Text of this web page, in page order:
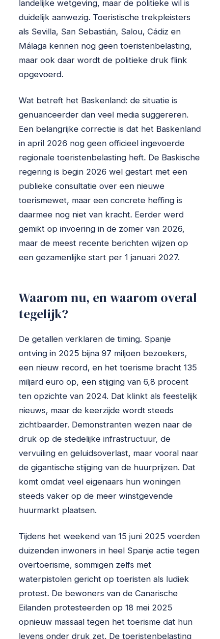
landelijke wetgeving, maar de politieke wil is
duidelijk aanwezig. Toeristische trekpleisters
als Sevilla, San Sebastián, Salou, Cádiz en
Málaga kennen nog geen toeristenbelasting,
maar ook daar wordt de politieke druk flink
opgevoerd.
Wat betreft het Baskenland: de situatie is
genuanceerder dan veel media suggereren.
Een belangrijke correctie is dat het Baskenland
in april 2026 nog geen officieel ingevoerde
regionale toeristenbelasting heft. De Baskische
regering is begin 2026 wel gestart met een
publieke consultatie over een nieuwe
toerismewet, maar een concrete heffing is
daarmee nog niet van kracht. Eerder werd
gemikt op invoering in de zomer van 2026,
maar de meest recente berichten wijzen op
een gezamenlijke start per 1 januari 2027.
Waarom nu, en waarom overal
tegelijk?
De getallen verklaren de timing. Spanje
ontving in 2025 bijna 97 miljoen bezoekers,
een nieuw record, en het toerisme bracht 135
miljard euro op, een stijging van 6,8 procent
ten opzichte van 2024. Dat klinkt als feestelijk
nieuws, maar de keerzijde wordt steeds
zichtbaarder. Demonstranten wezen naar de
druk op de stedelijke infrastructuur, de
vervuiling en geluidsoverlast, maar vooral naar
de gigantische stijging van de huurprijzen. Dat
komt omdat veel eigenaars hun woningen
steeds vaker op de meer winstgevende
huurmarkt plaatsen.
Tijdens het weekend van 15 juni 2025 voerden
duizenden inwoners in heel Spanje actie tegen
overtoerisme, sommigen zelfs met
waterpistolen gericht op toeristen als ludiek
protest. De bewoners van de Canarische
Eilanden protesteerden op 18 mei 2025
opnieuw massaal tegen het toerisme dat hun
levens onder druk zet. De toeristenbelasting